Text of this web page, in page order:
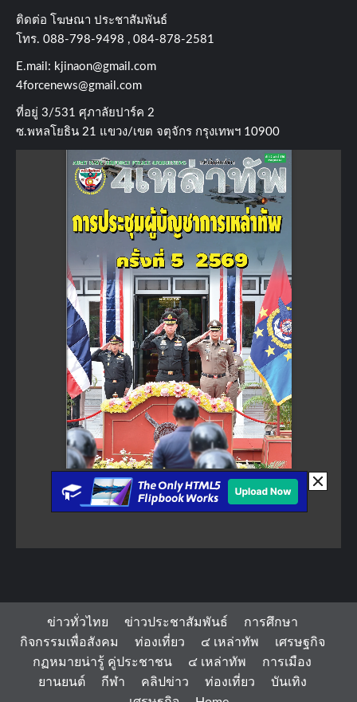
ติดต่อ​ โฆษณา​ ประชาสัมพันธ์
โทร​. 088-798-9498 , 084-878-2581
E.mail: kjinaon@gmail.com
4forcenews@gmail.com
ที่อยู่​ 3/531​ ศุภาลัยปาร์ค​ 2
ซ.พหลโยธิน​ 21​ แขวง/เขต​ จตุจักร​ กรุงเทพฯ 10900
ข่าวทั่วไทย ข่าวประชาสัมพันธ์
การศึกษา
กิจกรรมเพื่อสังคม
ท่องเที่ยว ๔ เหล่าทัพ
เศรษฐกิจ
กฏหมายน่ารู้ คู่ประชาชน
๔ เหล่าทัพ
การเมือง
ยานยนต์
กีฬา คลิปข่าว ท่องเที่ยว
บันเทิง